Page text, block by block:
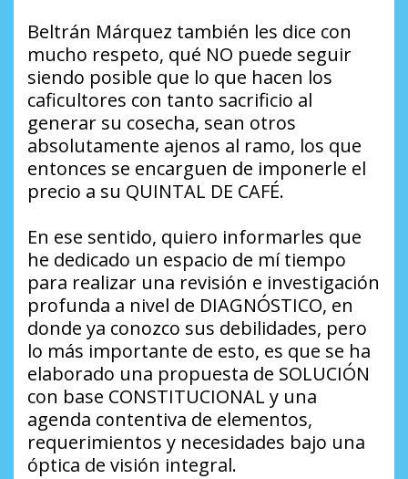
Beltrán Márquez también les dice con
mucho respeto, qué NO puede seguir
siendo posible que lo que hacen los
caficultores con tanto sacrificio al
generar su cosecha, sean otros
absolutamente ajenos al ramo, los que
entonces se encarguen de imponerle el
precio a su QUINTAL DE CAFÉ.
En ese sentido, quiero informarles que
he dedicado un espacio de mí tiempo
para realizar una revisión e investigación
profunda a nivel de DIAGNÓSTICO, en
donde ya conozco sus debilidades, pero
lo más importante de esto, es que se ha
elaborado una propuesta de SOLUCIÓN
con base CONSTITUCIONAL y una
agenda contentiva de elementos,
requerimientos y necesidades bajo una
óptica de visión integral.